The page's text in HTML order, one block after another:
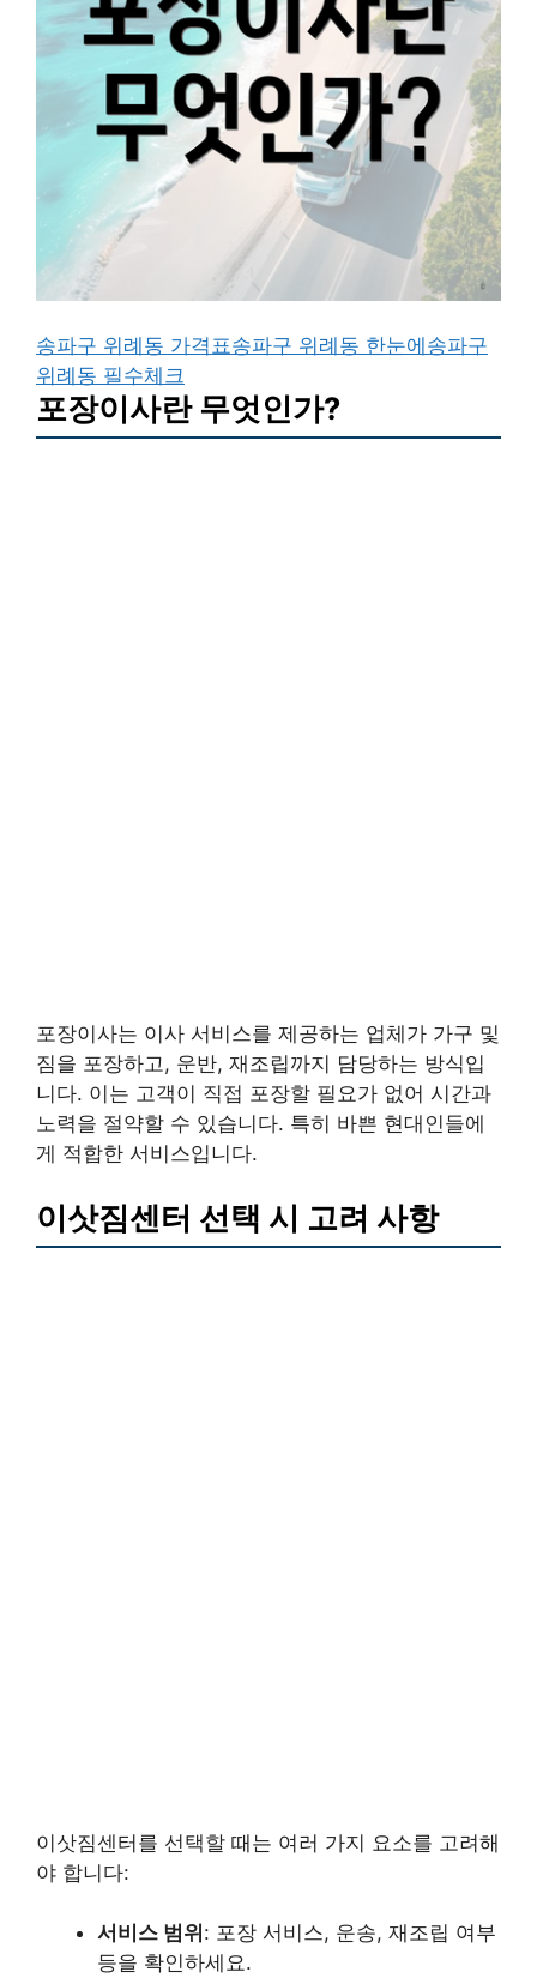
송파구 위례동 가격표송파구 위례동 한눈에 송파구
위례동 필수체크
포장이사란 무엇인가?
포장이사는 이사 서비스를 제공하는 업체가 가구 및
짐을 포장하고, 운반, 재조립까지 담당하는 방식입
니다. 이는 고객이 직접 포장할 필요가 없어 시간과
노력을 절약할 수 있습니다. 특히 바쁜 현대인들에
게 적합한 서비스입니다.
이삿짐센터 선택 시 고려 사항
이삿짐센터를 선택할 때는 여러 가지 요소를 고려해
야 합니다:
서비스 범위 : 포장 서비스, 운송, 재조립 여부
등을 확인하세요.